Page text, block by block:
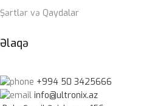
Şərtlər və Qaydalar
Əlaqə
+994 50 3425666
info@ultronix.az